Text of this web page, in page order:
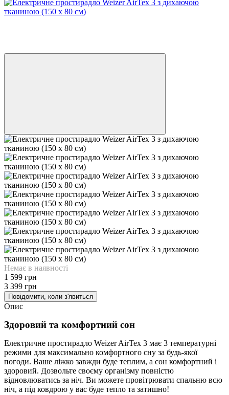
Немає в наявності
1 599 грн
3 399 грн
Повідомити, коли з'явиться
Опис
Здоровий та комфортний сон
Електричне простирадло Weizer AirTex 3 має 3 температурні
режими для максимально комфортного сну за будь-якої
погоди. Ваше ліжко завжди буде теплим, а сон комфортний і
здоровий. Дозвольте своєму організму повністю
відновлюватись за ніч. Ви можете провітрювати спальню всю
ніч, а під ковдрою у вас буде тепло та затишно!